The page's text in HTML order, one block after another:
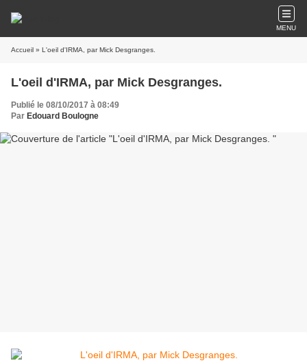
MENU
Accueil » L'oeil d'IRMA, par Mick Desgranges.
L'oeil d'IRMA, par Mick Desgranges.
Publié le 08/10/2017 à 08:49
Par Edouard Boulogne